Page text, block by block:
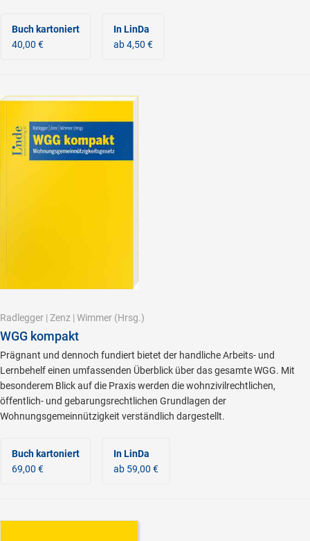
Buch kartoniert
40,00 €
In LinDa
ab 4,50 €
Radlegger | Zenz | Wimmer (Hrsg.)
WGG kompakt
Prägnant und dennoch fundiert bietet der handliche Arbeits- und
Lernbehelf einen umfassenden Überblick über das gesamte WGG. Mit
besonderem Blick auf die Praxis werden die wohnzivilrechtlichen,
öffentlich- und gebarungsrechtlichen Grundlagen der
Wohnungsgemeinnützigkeit verständlich dargestellt.
Buch kartoniert
69,00 €
In LinDa
ab 59,00 €